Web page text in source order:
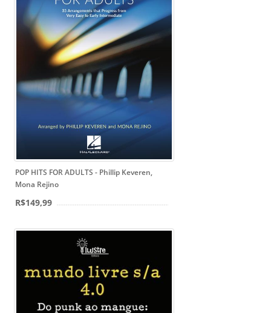
POP HITS FOR ADULTS - Phillip Keveren,
Mona Rejino
R$149,99